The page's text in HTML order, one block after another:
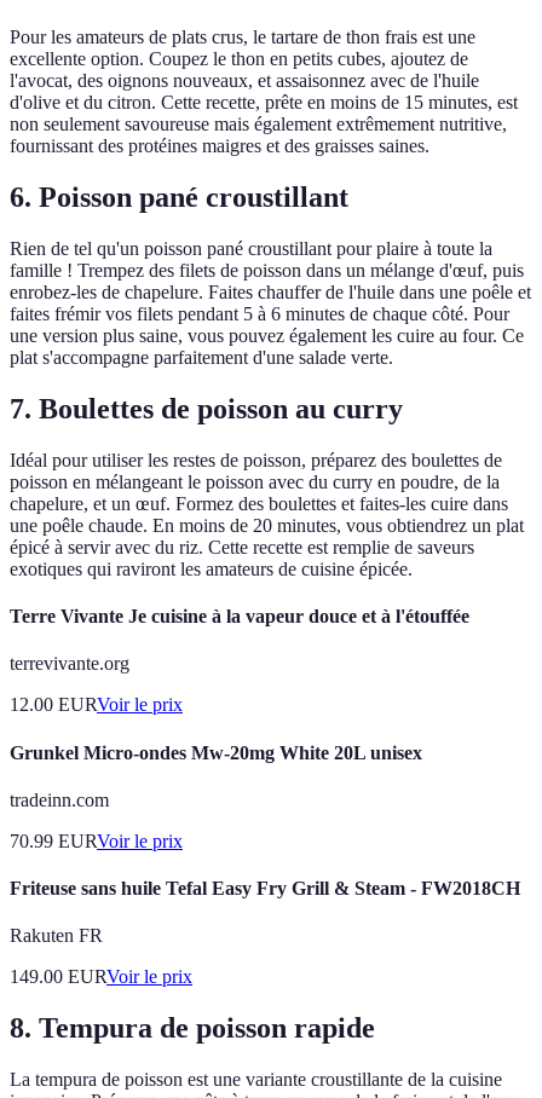
Pour les amateurs de plats crus, le tartare de thon frais est une
excellente option. Coupez le thon en petits cubes, ajoutez de
l'avocat, des oignons nouveaux, et assaisonnez avec de l'huile
d'olive et du citron. Cette recette, prête en moins de 15 minutes, est
non seulement savoureuse mais également extrêmement nutritive,
fournissant des protéines maigres et des graisses saines.
6. Poisson pané croustillant
Rien de tel qu'un poisson pané croustillant pour plaire à toute la
famille ! Trempez des filets de poisson dans un mélange d'œuf, puis
enrobez-les de chapelure. Faites chauffer de l'huile dans une poêle et
faites frémir vos filets pendant 5 à 6 minutes de chaque côté. Pour
une version plus saine, vous pouvez également les cuire au four. Ce
plat s'accompagne parfaitement d'une salade verte.
7. Boulettes de poisson au curry
Idéal pour utiliser les restes de poisson, préparez des boulettes de
poisson en mélangeant le poisson avec du curry en poudre, de la
chapelure, et un œuf. Formez des boulettes et faites-les cuire dans
une poêle chaude. En moins de 20 minutes, vous obtiendrez un plat
épicé à servir avec du riz. Cette recette est remplie de saveurs
exotiques qui raviront les amateurs de cuisine épicée.
Terre Vivante Je cuisine à la vapeur douce et à l'étouffée
terrevivante.org
12.00 EURVoir le prix
Grunkel Micro-ondes Mw-20mg White 20L unisex
tradeinn.com
70.99 EURVoir le prix
Friteuse sans huile Tefal Easy Fry Grill & Steam - FW2018CH
Rakuten FR
149.00 EURVoir le prix
8. Tempura de poisson rapide
La tempura de poisson est une variante croustillante de la cuisine